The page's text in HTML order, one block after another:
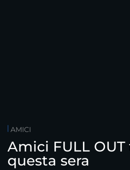
AMICI
Amici FULL
questa sera